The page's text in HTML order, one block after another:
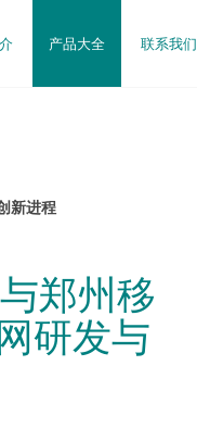
产品大全 联系我们
新进程
郑州移
研发与